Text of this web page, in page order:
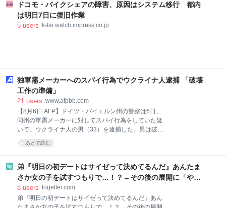
ドコモ・バイクシェアの障害、原因はシステム移行 都内
は明日7日に復旧作業
5 users k-tai.watch.impress.co.jp
独軍需メーカーへのスパイ行為でウクライナ人逮捕 「破壊
工作の準備」
21 users www.afpbb.com
【8月6日 AFP】ドイツ・バイエルン州の警察は6日、
同州の軍需メーカーに対してスパイ行為をしていた疑
いで、ウクライナ人の男（33）を逮捕した。男は破壊
工作を目的に写真撮影を行っていたとされる。 バイエ
ルン州警察の声明によると、氏名非公表の男は2日、
に働いていた「低レベルの工作員」とみられるとい
う。 男は今年6月、同メーカーの施設を無断で撮影
し、その画像を指示役に提供したとみられている。 ド
するための防衛体制を統括する新たな国家機関が設置
あとで読む
弟『明日の初デートはサイゼって決めてるんだ』あんたま
さか女の子を試すつもりで…！？→その後の展開に「やは
りデートは相手への思いやりの気持ち」
8 users togetter.com
弟『明日の初デートはサイゼって決めてるんだ』あん